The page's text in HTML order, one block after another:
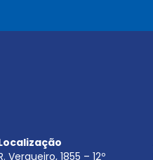
Vergueiro, 1855 – 12º